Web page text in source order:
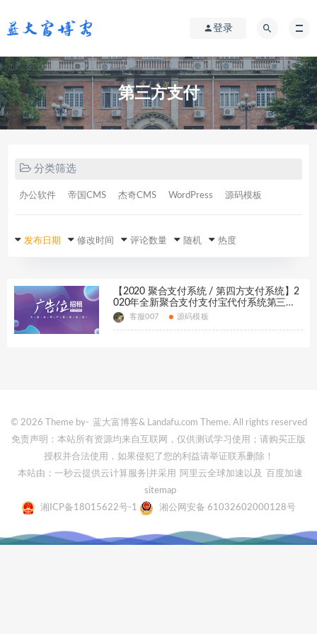
登录
第三方支付
分类筛选
办公软件 帝国CMS 杰奇CMS WordPress 源码模板
发布日期 修改时间 评论数量 随机 热度
【2020 聚合支付系统 / 第四方支付系统】2
020年全新聚合支付支付宝代付系统第三方
支付第四方支付系统兼容SDK
客服007 源码模板
© 2026 Theme by- 蓝大富博客& Landafu.com Theme. All rights reserved
免责声明：本站所有资源均来自互联网，仅供测试学习使用；请购买正版
授权并合法使用，如果侵犯了您的利益请举证联系删除！
本站由：一秒云提供云计算服务 |并采用 阿里云全球加速 以及
百度加速
sitemap
湘ICP备18015622号-1
湘公网安备 61032602000128号